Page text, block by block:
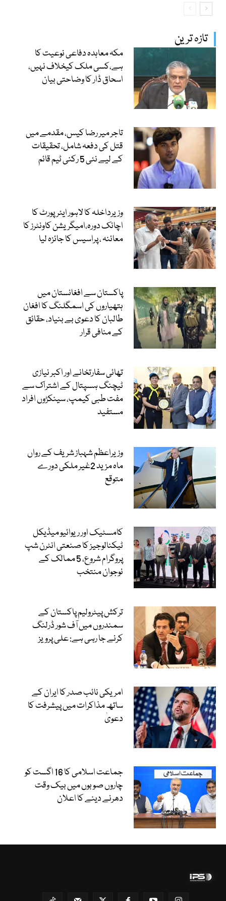
تازہ ترین
مکہ معاہدہ دفاعی نوعیت کا
ہے،کسی ملک کیخلاف نہیں،
اسحاق ڈار کا وضاحتی بیان
تاجر میر رضا کیس، مقدمے میں
قتل کی دفعہ شامل، تحقیقات
کے لیے نئی 5 رکنی ٹیم قائم
وزیرداخلہ کا لاہور ایئرپورٹ کا
اچانک دورہ،امیگریشن کاونٹرز کا
معائنہ ، پراسیس کا جائزہ لیا
پاکستان سے افغانستان میں
ہتھیاروں کی اسمگلنگ کا افغان
طالبان کا دعوی بے بنیاد، حقائق
کے منافی قرار
تھائی سفارتخانے اور اکبر نیازی
ٹیچنگ ہسپتال کے اشتراک سے
مفت طبی کیمپ، سینکڑوں افراد
مستفید
وزیراعظم شہباز شریف کے رواں
ماہ مزید 2غیر ملکی دورے
متوقع
کامسٹیک اور ریوائیو میڈیکل
ٹیکنالوجیز کا صنعتی انٹرن شپ
پروگرام شروع، 5 ممالک کے
نوجوان منتخب
ترکش پیٹرولیم پاکستان کے
سمندروں میں آف شور ڈرلنگ
کرنے جا رہی ہے: علی پرویز
امریکی نائب صدر کا ایران کے
ساتھ مذاکرات میں پیشرفت کا
دعویٰ
جماعت اسلامی کا 16 اگست کو
چاروں صوبوں میں بیک وقت
دھرنے دینے کا اعلان